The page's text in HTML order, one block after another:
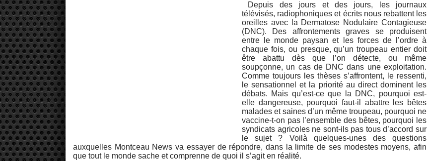
Depuis des jours et des jours, les journaux
télévisés, radiophoniques et écrits nous rebattent les
oreilles avec la Dermatose Nodulaire Contagieuse
(DNC). Des affrontements graves se produisent
entre le monde paysan et les forces de l’ordre à
chaque fois, ou presque, qu’un troupeau entier doit
être abattu dès que l’on détecte, ou même
soupçonne, un cas de DNC dans une exploitation.
Comme toujours les thèses s’affrontent, le ressenti,
le sensationnel et la priorité au direct dominent les
débats. Mais qu’est-ce que la DNC, pourquoi est-
elle dangereuse, pourquoi faut-il abattre les bêtes
malades et saines d’un même troupeau, pourquoi ne
vaccine-t-on pas l’ensemble des bêtes, pourquoi les
syndicats agricoles ne sont-ils pas tous d’accord sur
le sujet ? Voilà quelques-unes des questions
auxquelles Montceau News va essayer de répondre, dans la limite de ses modestes moyens, afin
que tout le monde sache et comprenne de quoi il s’agit en réalité.